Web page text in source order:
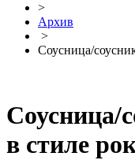
>
Архив
>
Соусница/
Соусница/
в стиле